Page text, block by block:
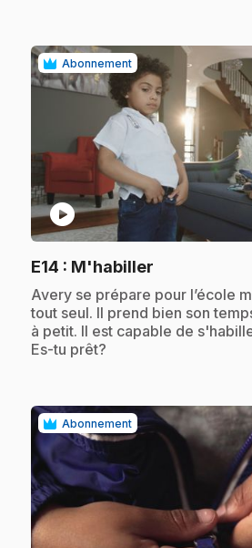
Abonnement
play_circle
E14 : M'habiller
.Avery se prépare pour l’école
tout seul. Il prend bien son
à petit. Il est capable de
Es-tu prêt?
Abonnement